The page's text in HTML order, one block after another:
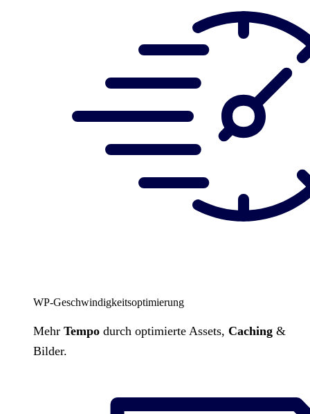
WP-Geschwindigkeitsoptimierung
Mehr Tempo durch optimierte Assets, Caching &
Bilder.